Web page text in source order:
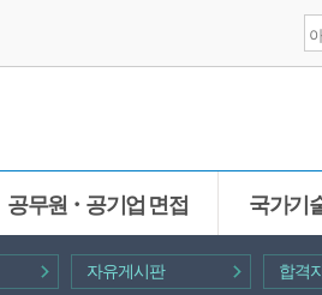
공무원ㆍ공기업 면접 국가기
자유게시판 합격